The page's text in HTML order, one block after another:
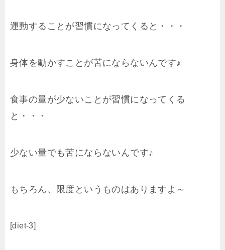
運動することが習慣になってくると・・・
身体を動かすことが苦にならないんです♪
食事の量が少ないことが習慣になってくる
と・・・
少ない量でも苦にならないんです♪
もちろん、限度というものはありますよ～
[diet-3]